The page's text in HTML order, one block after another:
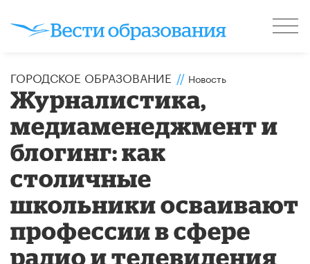
ГОРОДСКОЕ ОБРАЗОВАНИЕ // Новость
Журналистика,
медиаменеджмент и
блогинг: как
столичные
школьники осваивают
профессии в сфере
радио и телевидения